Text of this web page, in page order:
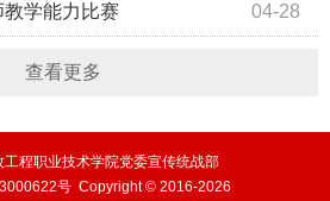
04-28
学能力比赛
查看更多
程职业技术学院党委宣传统战部
号 Copyright © 2016-2026